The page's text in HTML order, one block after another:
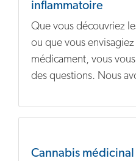
inflammatoire
Que vous découvriez
ou que vous
médicament, vous
des questions. Nous
Cannabis médicinal